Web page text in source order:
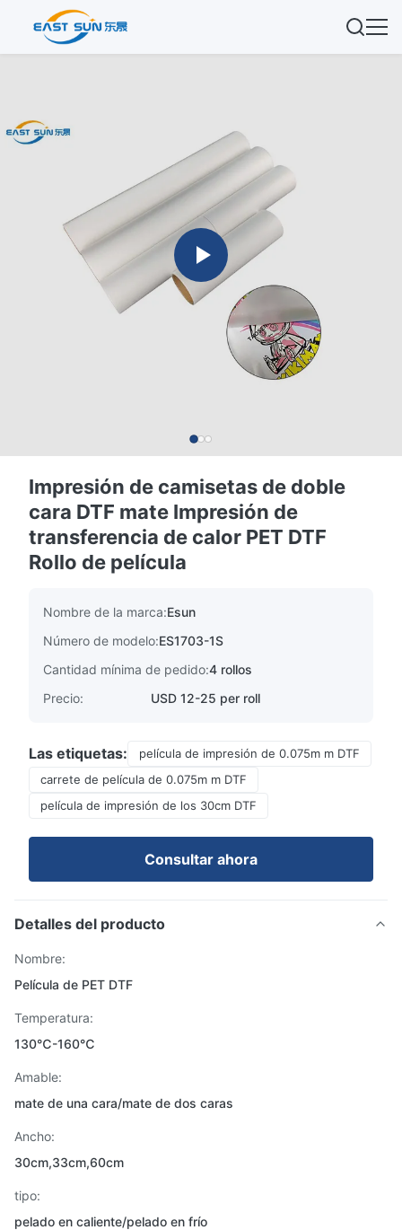
Impresión de camisetas de doble
cara DTF mate Impresión de
transferencia de calor PET DTF
Rollo de película
Nombre de la marca:Esun
Número de modelo:ES1703-1S
Cantidad mínima de pedido:4 rollos
Precio:
USD 12-25 per roll
Las etiquetas:
película de impresión de 0.075m m DTF
carrete de película de 0.075m m DTF
película de impresión de los 30cm DTF
Consultar ahora
Detalles del producto
Nombre:
Película de PET DTF
Temperatura:
130℃-160℃
Amable:
mate de una cara/mate de dos caras
Ancho:
30cm,33cm,60cm
tipo:
pelado en caliente/pelado en frío